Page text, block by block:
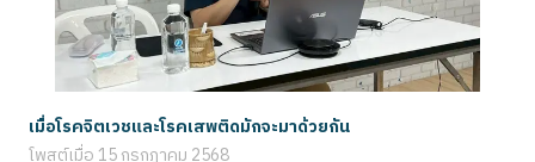
เมื่อโรคจิตเวชและโรคเสพติดมักจะมาด้วยกัน
โพสต์เมื่อ 15 กรกฎาคม 2568